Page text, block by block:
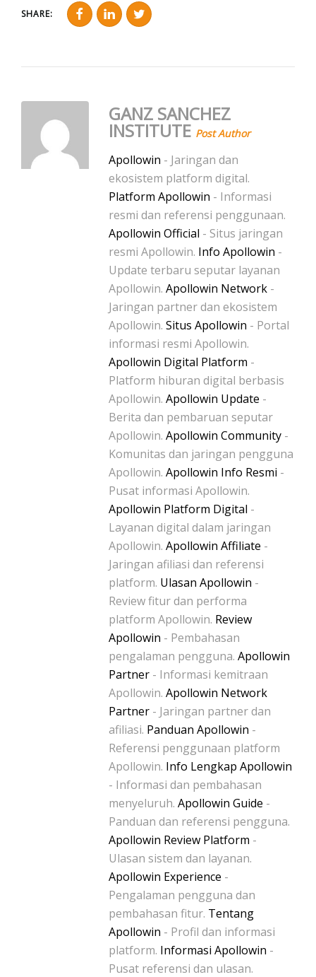
SHARE:
GANZ SANCHEZ
INSTITUTE Post Author
Apollowin - Jaringan dan
ekosistem platform digital.
Platform Apollowin - Informasi
resmi dan referensi penggunaan.
Apollowin Official - Situs jaringan
resmi Apollowin. Info Apollowin -
Update terbaru seputar layanan
Apollowin. Apollowin Network -
Jaringan partner dan ekosistem
Apollowin. Situs Apollowin - Portal
informasi resmi Apollowin.
Apollowin Digital Platform -
Platform hiburan digital berbasis
Apollowin. Apollowin Update -
Berita dan pembaruan seputar
Apollowin. Apollowin Community -
Komunitas dan jaringan pengguna
Apollowin. Apollowin Info Resmi -
Pusat informasi Apollowin.
Apollowin Platform Digital -
Layanan digital dalam jaringan
Apollowin. Apollowin Affiliate -
Jaringan afiliasi dan referensi
platform. Ulasan Apollowin -
Review fitur dan performa
platform Apollowin. Review
Apollowin - Pembahasan
pengalaman pengguna. Apollowin
Partner - Informasi kemitraan
Apollowin. Apollowin Network
Partner - Jaringan partner dan
afiliasi. Panduan Apollowin -
Referensi penggunaan platform
Apollowin. Info Lengkap Apollowin
- Informasi dan pembahasan
menyeluruh. Apollowin Guide -
Panduan dan referensi pengguna.
Apollowin Review Platform -
Ulasan sistem dan layanan.
Apollowin Experience -
Pengalaman pengguna dan
pembahasan fitur. Tentang
Apollowin - Profil dan informasi
platform. Informasi Apollowin -
Pusat referensi dan ulasan.